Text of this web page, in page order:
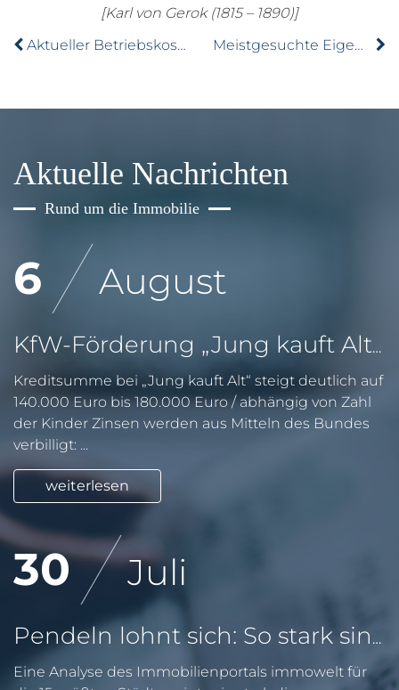
[Karl von Gerok (1815 – 1890)]
Aktueller Betriebskostenspiegel für Deutschland
Meistgesuchte Eigentumswohnung Deutschlands
Aktuelle Nachrichten
Rund um die Immobilie
6 August
KfW-Förderung „Jung kauft Alt“: Höhere Kredite ab August 2026
Kreditsumme bei „Jung kauft Alt“ steigt deutlich auf
140.000 Euro bis 180.000 Euro / abhängig von Zahl
der Kinder Zinsen werden aus Mitteln des Bundes
verbilligt: ...
weiterlesen
30 Juli
Pendeln lohnt sich: So stark sinken Wohnungspreise im Umland
Eine Analyse des Immobilienportals immowelt für